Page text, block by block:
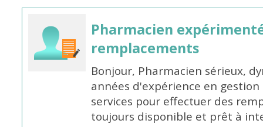
Pharmacien
remplacements
Bonjour, Pharmacien sérieux,
années d'expérience en
services pour effectuer des
toujours disponible et prêt à